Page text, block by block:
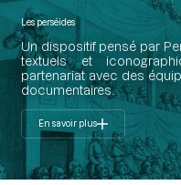
Les perséides
Un dispositif pensé par
textuels et
partenariat avec des
documentaires.
En savoir plus